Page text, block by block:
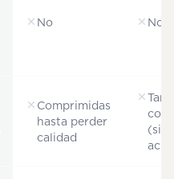
No No
Comprimidas
hasta perder
calidad
(si